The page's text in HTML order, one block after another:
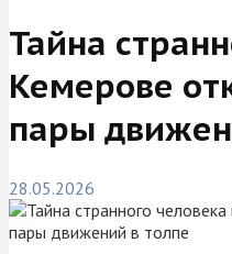
Тайна
Кемерове
пары
28.05.2026